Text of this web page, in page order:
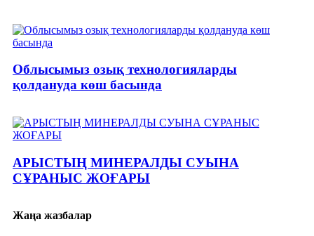
Облысымыз озық технологияларды
қолдануда көш басында
АРЫСТЫҢ МИНЕРАЛДЫ СУЫНА
СҰРАНЫС ЖОҒАРЫ
Жаңа жазбалар